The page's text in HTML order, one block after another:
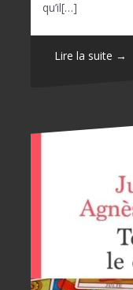
qu’il[…]
Lire la suite →